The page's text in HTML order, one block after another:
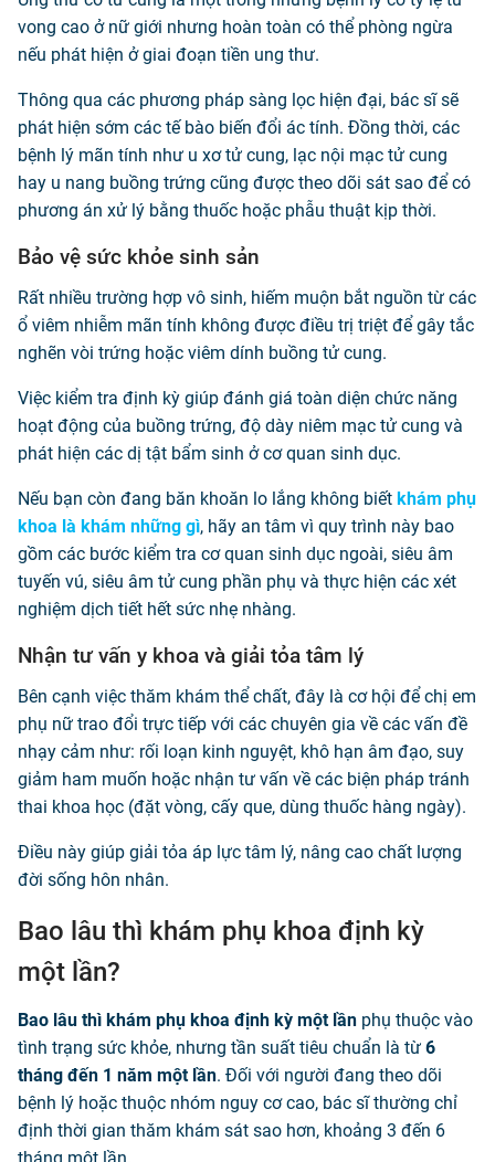
vong cao ở nữ giới nhưng hoàn toàn có thể phòng ngừa
nếu phát hiện ở giai đoạn tiền ung thư.
Thông qua các phương pháp sàng lọc hiện đại, bác sĩ sẽ
phát hiện sớm các tế bào biến đổi ác tính. Đồng thời, các
bệnh lý mãn tính như u xơ tử cung, lạc nội mạc tử cung
hay u nang buồng trứng cũng được theo dõi sát sao để có
phương án xử lý bằng thuốc hoặc phẫu thuật kịp thời.
Bảo vệ sức khỏe sinh sản
Rất nhiều trường hợp vô sinh, hiếm muộn bắt nguồn từ các
ổ viêm nhiễm mãn tính không được điều trị triệt để gây tắc
nghẽn vòi trứng hoặc viêm dính buồng tử cung.
Việc kiểm tra định kỳ giúp đánh giá toàn diện chức năng
hoạt động của buồng trứng, độ dày niêm mạc tử cung và
phát hiện các dị tật bẩm sinh ở cơ quan sinh dục.
Nếu bạn còn đang băn khoăn lo lắng không biết khám phụ
khoa là khám những gì, hãy an tâm vì quy trình này bao
gồm các bước kiểm tra cơ quan sinh dục ngoài, siêu âm
tuyến vú, siêu âm tử cung phần phụ và thực hiện các xét
nghiệm dịch tiết hết sức nhẹ nhàng.
Nhận tư vấn y khoa và giải tỏa tâm lý
Bên cạnh việc thăm khám thể chất, đây là cơ hội để chị em
phụ nữ trao đổi trực tiếp với các chuyên gia về các vấn đề
nhạy cảm như: rối loạn kinh nguyệt, khô hạn âm đạo, suy
giảm ham muốn hoặc nhận tư vấn về các biện pháp tránh
thai khoa học (đặt vòng, cấy que, dùng thuốc hàng ngày).
Điều này giúp giải tỏa áp lực tâm lý, nâng cao chất lượng
đời sống hôn nhân.
Bao lâu thì khám phụ khoa định kỳ
một lần?
Bao lâu thì khám phụ khoa định kỳ một lần phụ thuộc vào
tình trạng sức khỏe, nhưng tần suất tiêu chuẩn là từ 6
tháng đến 1 năm một lần. Đối với người đang theo dõi
bệnh lý hoặc thuộc nhóm nguy cơ cao, bác sĩ thường chỉ
định thời gian thăm khám sát sao hơn, khoảng 3 đến 6